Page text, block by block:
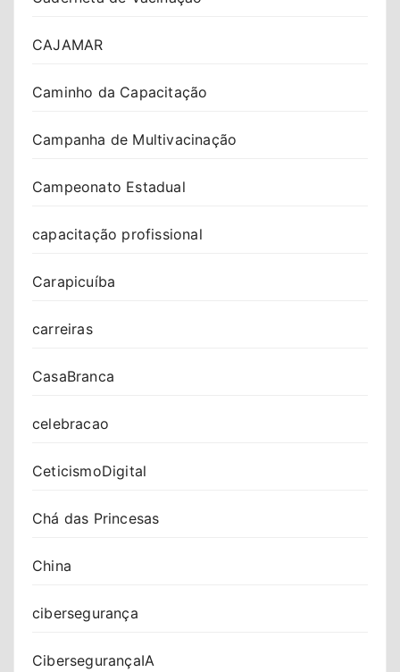
CAJAMAR
Caminho da Capacitação
Campanha de Multivacinação
Campeonato Estadual
capacitação profissional
Carapicuíba
carreiras
CasaBranca
celebracao
CeticismoDigital
Chá das Princesas
China
cibersegurança
CibersegurançaIA